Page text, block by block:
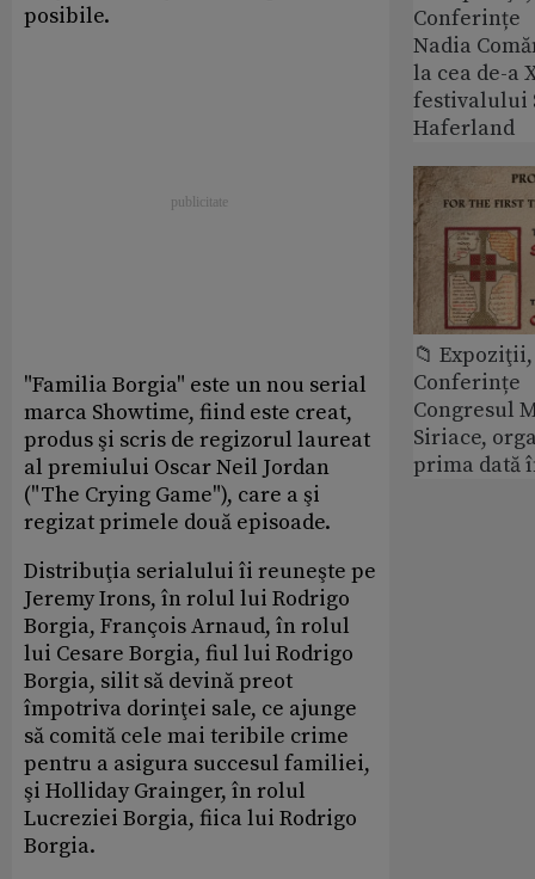
posibile.
"Familia Borgia" este un nou serial
marca Showtime, fiind este creat,
produs şi scris de regizorul laureat
al premiului Oscar Neil Jordan
("The Crying Game"), care a şi
regizat primele două episoade.
Distribuţia serialului îi reuneşte pe
Jeremy Irons, în rolul lui Rodrigo
Borgia, François Arnaud, în rolul
lui Cesare Borgia, fiul lui Rodrigo
Borgia, silit să devină preot
împotriva dorinţei sale, ce ajunge
să comită cele mai teribile crime
pentru a asigura succesul familiei,
şi Holliday Grainger, în rolul
Lucreziei Borgia, fiica lui Rodrigo
Borgia.
Conferințe
Nadia
la cea de-a
festivalului
Haferland
📁
Conferințe
Congresul
Siriace,
prima dată